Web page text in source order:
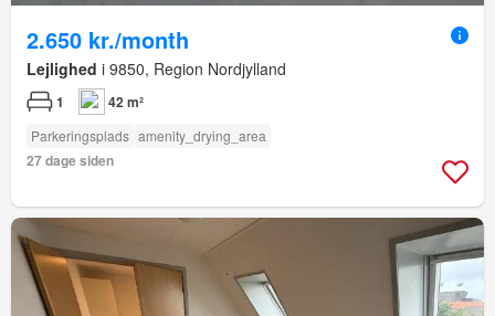
2.650 kr./month
Lejlighed i 9850, Region Nordjylland
1 42 m²
Parkeringsplads amenity_drying_area
27 dage siden